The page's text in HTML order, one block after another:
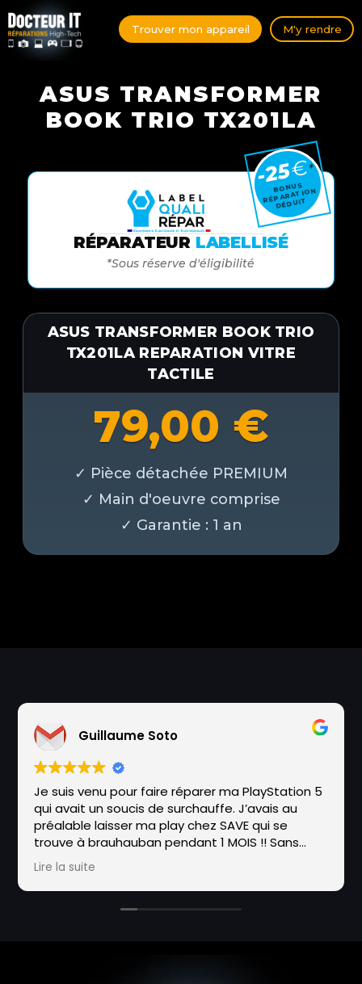
Trouver mon appareil M'y rendre
ASUS TRANSFORMER
BOOK TRIO TX201LA
RÉPARATEUR LABELLISÉ
*Sous réserve d'éligibilité
-25€*
BONUS
RÉPARATION
DÉDUIT
ASUS TRANSFORMER BOOK TRIO
TX201LA REPARATION VITRE
TACTILE
79,00 €
Guillaume Soto
Je suis venu pour faire réparer ma PlayStation 5
qui avait un soucis de surchauffe. J’avais au
préalable laisser ma play chez SAVE qui se
trouve à brauhauban pendant 1 MOIS !! Sans
réparation de leur part. J’ai donc emmené la
PlayStation à cet endroit, et en 48h seulement
maxime a réparer la console qui avait un soucis
de métal liquide.Tout ça avec un grand
Lire la suite